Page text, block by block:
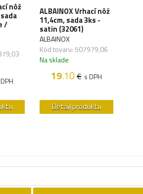
nôž
/
ALBAINOX Vrhací nôž
11,4cm, sada 3ks -
satin (32061)
ALBAINOX
Kód tovaru: 507979,06
Na sklade
19.10€ s DPH
Detail produktu